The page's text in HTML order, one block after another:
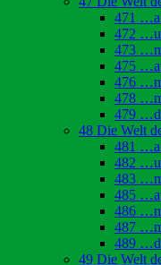
471
472
473
475
476
478
479
48 Die Welt
481
482
483
485
486
487
489
49 Die Welt